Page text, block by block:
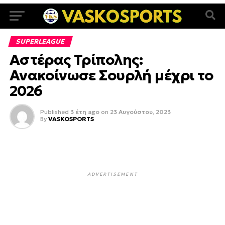
SUPERLEAGUE
Αστέρας Τρίπολης:
Ανακοίνωσε Σουρλή μέχρι το
2026
Published 3 έτη ago on 23 Αυγούστου, 2023
By VASKOSPORTS
ADVERTISEMENT